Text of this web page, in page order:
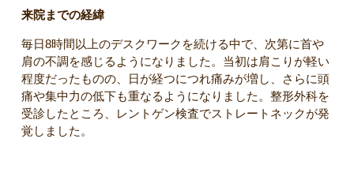
来院までの経緯
毎日8時間以上のデスクワークを続ける中で、次第に首や
肩の不調を感じるようになりました。当初は肩こりが軽い
程度だったものの、日が経つにつれ痛みが増し、さらに頭
痛や集中力の低下も重なるようになりました。整形外科を
受診したところ、レントゲン検査でストレートネックが発
覚しました。